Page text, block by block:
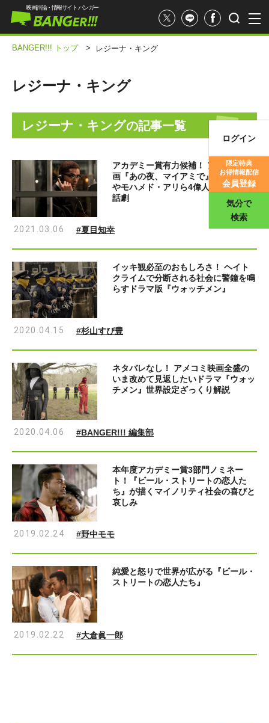
映画評価
映画評論・情報サイト バンガー
ログイン
限定特典
お得情報配信
会員登録
気分で
検索
BANGER!!! トップ > レジーナ・キング
レジーナ・キング
レジーナ・キングの記事一覧
アカデミー賞有力候補！ アマプラ映
画『あの夜、マイアミで』 マルコムX
やモハメド・アリら4偉人の超濃密会
話劇
2021.03.06 #夏目知幸
イッキ観必至のおもしろさ！ ヘイト
クライムで分断される社会に警鐘を鳴
らすドラマ版『ウォッチメン』
2020.04.15 #杉山すぴ豊
ネタバレなし！ アメコミ映画全盛の
いま改めて見返したいドラマ『ウォッ
チメン』世界設定ざっくり解説
2020.04.06 #BANGER!!! 編集部
本年度アカデミー賞3部門ノミネー
ト！『ビール・ストリートの恋人た
ち』が描くマイノリティ社会の喜びと
哀しみ
2019.02.24 #野中モモ
純愛と怒りで世界が広がる『ビール・
ストリートの恋人たち』
2019.02.22 #大倉眞一郎